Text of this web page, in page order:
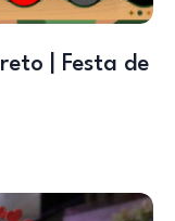
| Festa de